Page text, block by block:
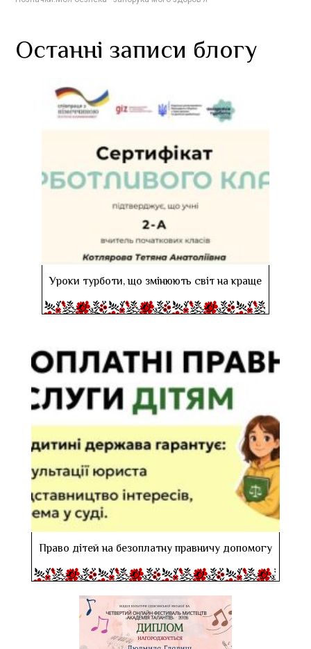
Останні записи блогу
Уроки турботи, що змінюють світ на краще
Право дітей на безоплатну правничу допомогу